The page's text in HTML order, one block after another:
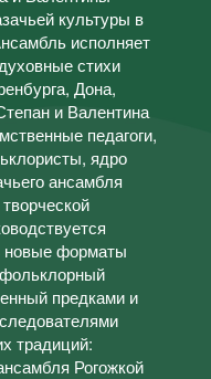
культуры в
исполняет
стихи
Дона,
и Валентина
педагоги,
ядро
ансамбля
новые форматы
предками и
традиций:
Рогожкой